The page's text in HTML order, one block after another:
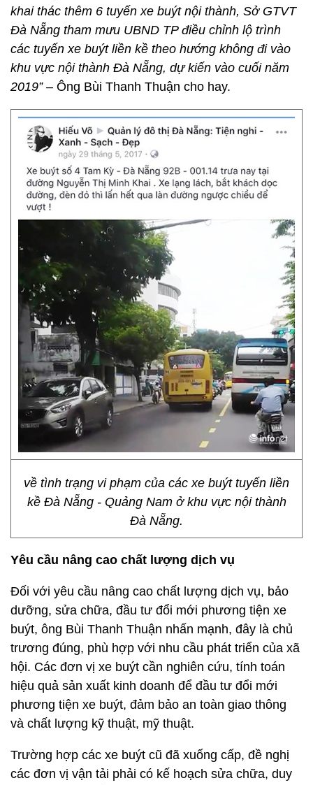
khai thác thêm 6 tuyến xe buýt nội thành, Sở GTVT
Đà Nẵng tham mưu UBND TP điều chỉnh lộ trình
các tuyến xe buýt liền kề theo hướng không đi vào
khu vực nội thành Đà Nẵng, dự kiến vào cuối năm
2019”– Ông Bùi Thanh Thuận cho hay.
về tình trạng vi phạm của các xe buýt tuyến liền
kề Đà Nẵng - Quảng Nam ở khu vực nội thành
Đà Nẵng.
Yêu cầu nâng cao chất lượng dịch vụ
Đối với yêu cầu nâng cao chất lượng dịch vụ, bảo
dưỡng, sửa chữa, đầu tư đổi mới phương tiện xe
buýt, ông Bùi Thanh Thuận nhấn mạnh, đây là chủ
trương đúng, phù hợp với nhu cầu phát triển của xã
hội. Các đơn vị xe buýt cần nghiên cứu, tính toán
hiệu quả sản xuất kinh doanh để đầu tư đổi mới
phương tiện xe buýt, đảm bảo an toàn giao thông
và chất lượng kỹ thuật, mỹ thuật.
Trường hợp các xe buýt cũ đã xuống cấp, đề nghị
các đơn vị vận tải phải có kế hoạch sửa chữa, duy